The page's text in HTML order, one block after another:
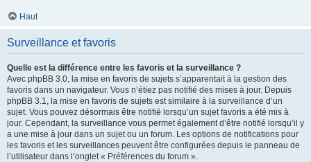
Haut
Surveillance et favoris
Quelle est la différence entre les favoris et la surveillance ?
Avec phpBB 3.0, la mise en favoris de sujets s’apparentait à la gestion des
favoris dans un navigateur. Vous n’étiez pas notifié des mises à jour. Depuis
phpBB 3.1, la mise en favoris de sujets est similaire à la surveillance d’un
sujet. Vous pouvez désormais être notifié lorsqu’un sujet favoris a été mis à
jour. Cependant, la surveillance vous permet également d’être notifié lorsqu’il y
a une mise à jour dans un sujet ou un forum. Les options de notifications pour
les favoris et les surveillances peuvent être configurées depuis le panneau de
l’utilisateur dans l’onglet « Préférences du forum ».